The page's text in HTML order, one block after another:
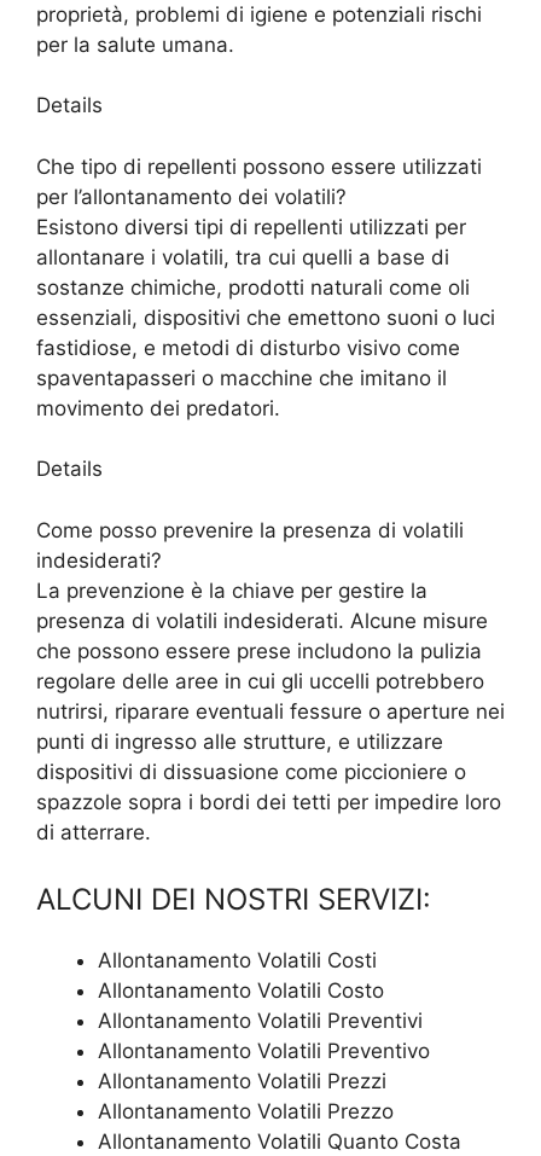
proprietà, problemi di igiene e potenziali rischi
per la salute umana.
Details
Che tipo di repellenti possono essere utilizzati
per l’allontanamento dei volatili?
Esistono diversi tipi di repellenti utilizzati per
allontanare i volatili, tra cui quelli a base di
sostanze chimiche, prodotti naturali come oli
essenziali, dispositivi che emettono suoni o luci
fastidiose, e metodi di disturbo visivo come
spaventapasseri o macchine che imitano il
movimento dei predatori.
Details
Come posso prevenire la presenza di volatili
indesiderati?
La prevenzione è la chiave per gestire la
presenza di volatili indesiderati. Alcune misure
che possono essere prese includono la pulizia
regolare delle aree in cui gli uccelli potrebbero
nutrirsi, riparare eventuali fessure o aperture nei
punti di ingresso alle strutture, e utilizzare
dispositivi di dissuasione come piccioniere o
spazzole sopra i bordi dei tetti per impedire loro
di atterrare.
ALCUNI DEI NOSTRI SERVIZI:
Allontanamento Volatili Costi
Allontanamento Volatili Costo
Allontanamento Volatili Preventivi
Allontanamento Volatili Preventivo
Allontanamento Volatili Prezzi
Allontanamento Volatili Prezzo
Allontanamento Volatili Quanto Costa